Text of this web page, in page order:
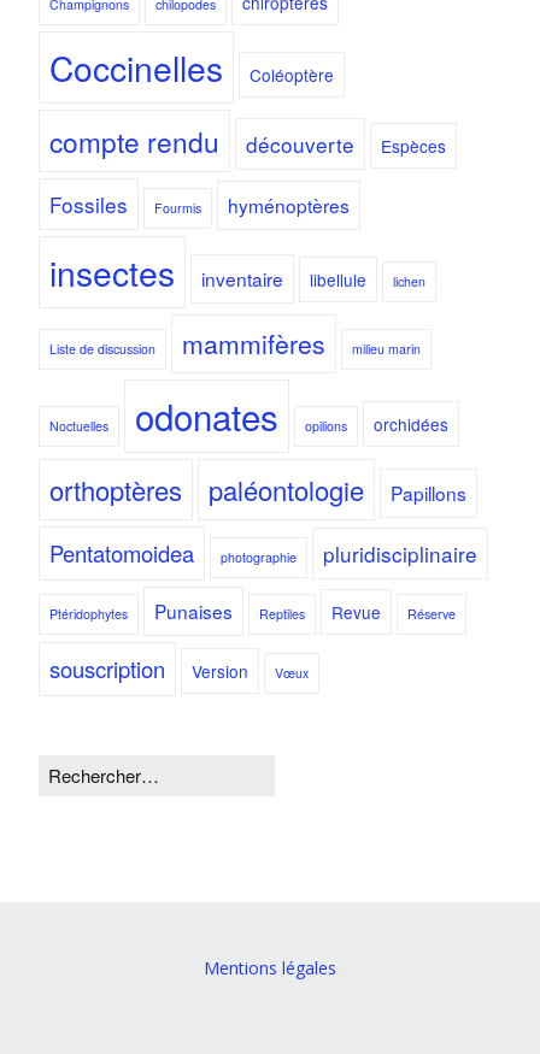
Champignons chilopodes
Coccinelles Coléoptère
compte rendu découverte Espèces
Fossiles Fourmis hyménoptères
insectes inventaire libellule lichen
Liste de discussion mammifères milieu marin
Noctuelles odonates opilions orchidées
orthoptères paléontologie Papillons
Pentatomoidea photographie pluridisciplinaire
Ptéridophytes Punaises Reptiles Revue Réserve
souscription Version Vœux
Mentions légales